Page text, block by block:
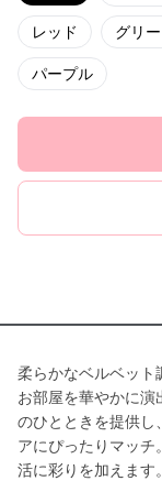
レッド グリ
パープル
柔らかなベルベット
お部屋を華やかに
のひとときを提供し
アにぴったりマッチ
活に彩りを加えます